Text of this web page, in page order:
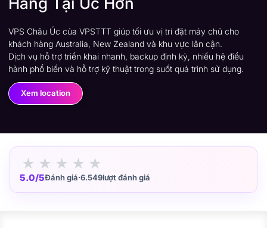
khách hàng Australia, New Zealand và khu vực lân cận.
Dịch vụ hỗ trợ triển khai nhanh, backup định kỳ, nhiều hệ điều
hành phổ biến và hỗ trợ kỹ thuật trong suốt quá trình sử dụng.
Xem location
★★★★★
5.0/5Đánh giá·6.549